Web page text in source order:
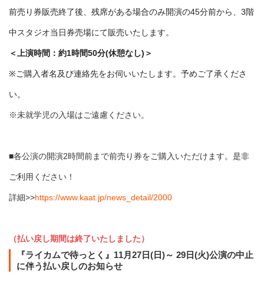
前売り券販売終了後、残席がある場合のみ開演の45分前から、3階
中スタジオ当日券売場にて販売いたします。
＜上演時間：約1時間50分(休憩なし)＞
※ご購入者名及び連絡先をお伺いいたします。予めご了承くださ
い。
※未就学児の入場はご遠慮ください。
■各公演の開演2時間前まで前売り券をご購入いただけます。是非
ご利用ください！
詳細>>https://www.kaat.jp/news_detail/2000
（払い戻し期間は終了いたしました）
『ライカムで待っとく』11月27日(日)～ 29日(火)公演の中止
に伴う払い戻しのお知らせ